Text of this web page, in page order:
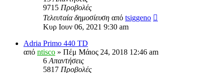
9715 Προβολές
Τελευταία δημοσίευση από tsiggeno
Κυρ Ιουν 06, 2021 9:30 am
Adria Primo 440 TD
από ntisco » Πέμ Μάιος 24, 2018 12:46 am
6 Απαντήσεις
5817 Προβολές